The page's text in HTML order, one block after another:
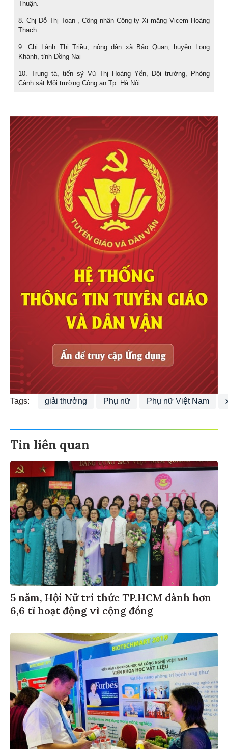
Thuận.
8. Chị Đỗ Thị Toan , Công nhân Công ty Xi măng Vicem Hoàng
Thạch
9. Chị Lành Thị Triều, nông dân xã Bảo Quan, huyện Long
Khánh, tỉnh Đồng Nai
10. Trung tá, tiến sỹ Vũ Thị Hoàng Yến, Đội trưởng, Phòng
Cảnh sát Môi trường Công an Tp. Hà Nội.
Tags: giải thưởng Phụ nữ Phụ nữ Việt Nam
Tin liên quan
5 năm, Hội Nữ trí thức TP.HCM dành hơn
6,6 tỉ hoạt động vì cộng đồng